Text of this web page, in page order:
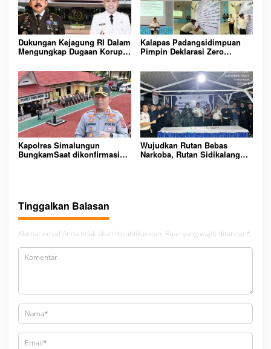
Dukungan Kejagung RI Dalam
Mengungkap Dugaan Korupsi
Ketua AMPK : Segera Periksa
Dan Tangkap!
Kalapas Padangsidimpuan
Pimpin Deklarasi Zero
Lingkungan Lapas
Padangsidimpuan
Kapolres Simalungun
BungkamSaat dikonfirmasi
Wujudkan Rutan Bebas
Narkoba, Rutan Sidikalang
Tinggalkan Balasan
Alamat email Anda tidak akan dipublikasikan. Ruas yang wajib ditandai *